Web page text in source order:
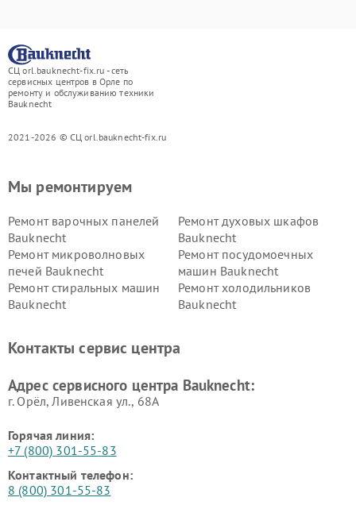
СЦ orl.bauknecht-fix.ru - сеть
сервисных центров в Орле по
ремонту и обслуживанию техники
Bauknecht
2021-2026 © СЦ orl.bauknecht-fix.ru
Мы ремонтируем
Ремонт варочных панелей
Bauknecht
Ремонт духовых шкафов
Bauknecht
Ремонт микроволновых
печей Bauknecht
Ремонт посудомоечных
машин Bauknecht
Ремонт стиральных машин
Bauknecht
Ремонт холодильников
Bauknecht
Контакты сервис центра
Адрес сервисного центра Bauknecht:
г. Орёл, Ливенская ул., 68А
Горячая линия:
+7 (800) 301-55-83
Контактный телефон:
8 (800) 301-55-83